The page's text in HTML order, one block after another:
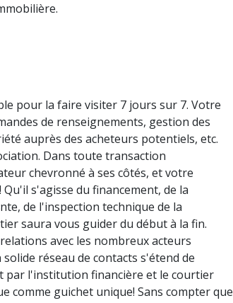
pour la faire visiter 7 jours sur 7. Votre
de renseignements, gestion des
auprès des acheteurs potentiels, etc.
Dans toute transaction
chevronné à ses côtés, et votre
s'agisse du financement, de la
de l'inspection technique de la
saura vous guider du début à la fin.
avec les nombreux acteurs
réseau de contacts s'étend de
par l'institution financière et le courtier
comme guichet unique! Sans compter que